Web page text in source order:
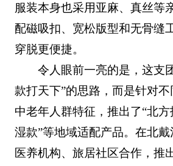
服装本身也采用亚麻、真丝等
配磁吸扣、宽松版型和无骨缝
穿脱更便捷。
令人眼前一亮的是，这支
款打天下”的思路，而是针对
中老年人群特征，推出了“北方
湿款”等地域适配产品。在北
医养机构、旅居社区合作，推